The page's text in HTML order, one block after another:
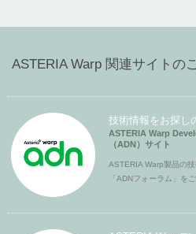
ASTERIA Warp 関連サイトの
技術情報をお探し
ASTERIA Warp
（ADN）サイト
ASTERIA Warp製品の
「ADNフォーラム」を